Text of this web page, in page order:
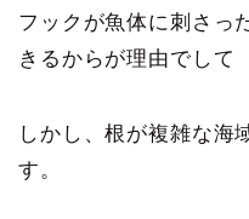
フックが魚体に刺さっ
きるからが理由でして
しかし、根が複雑な海
す。